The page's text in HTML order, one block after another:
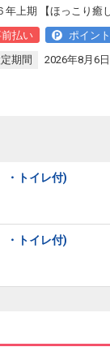
年上期 【ほっこり癒
払い
ポイン
期間
2026年8月6
・トイレ付)
・トイレ付)